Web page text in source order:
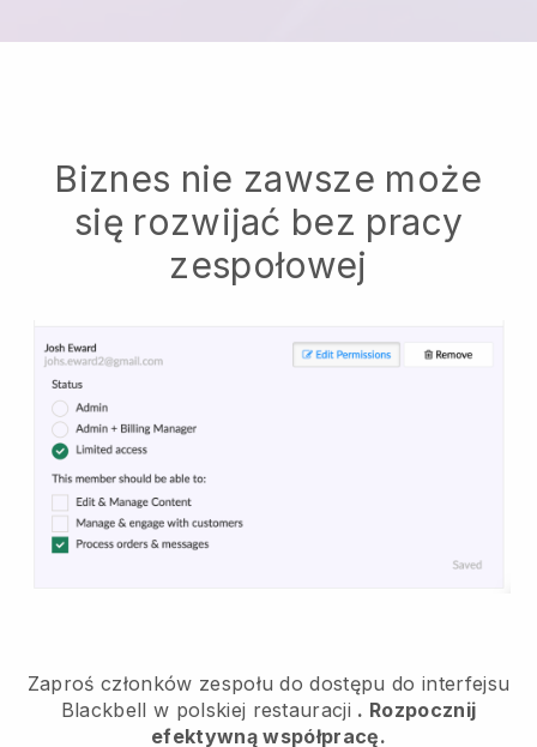
Biznes nie zawsze może
się rozwijać bez pracy
zespołowej
Zaproś członków zespołu do dostępu do interfejsu
Blackbell w polskiej restauracji . Rozpocznij
efektywną współpracę.